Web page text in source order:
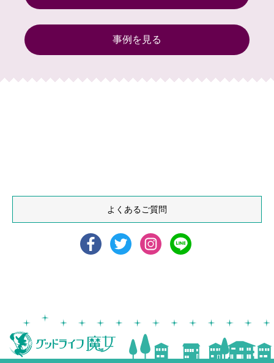
事例を見る
よくあるご質問